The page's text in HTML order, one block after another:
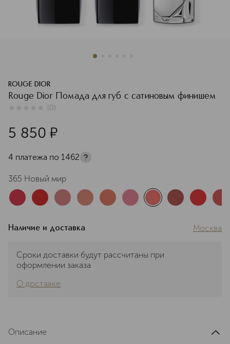
ROUGE DIOR
Rouge Dior Помада для губ с сатиновым финишем
(0)
5 850 ¤
4 платежа по 1462
365 Новый мир
Наличие и доставка Москва
Сроки доставки будут рассчитаны при
оформлении заказа
О доставке
Описание